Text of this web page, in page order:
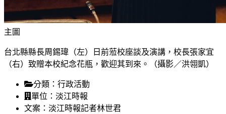
主圖
台北縣縣長周錫瑋（左）日前蒞校座談及演講，校長張家宜
（右）致贈本校紀念花瓶，歡迎其到來。（攝影／洪翎凱）
分類： 行政活動
單位： 淡江時報
文案： 淡江時報記者林世君